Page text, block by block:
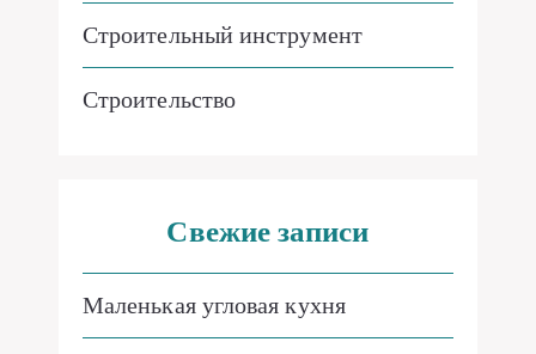
Строительный инструмент
Строительство
Свежие записи
Маленькая угловая кухня